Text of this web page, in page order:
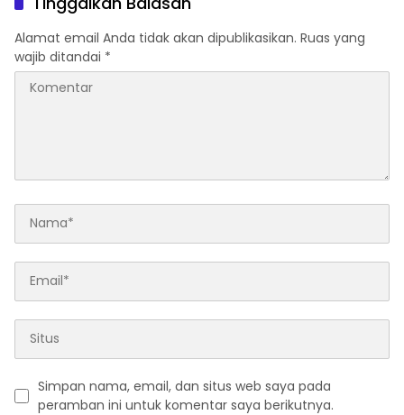
Alamat email Anda tidak akan dipublikasikan. Ruas yang
wajib ditandai *
Simpan nama, email, dan situs web saya pada
peramban ini untuk komentar saya berikutnya.